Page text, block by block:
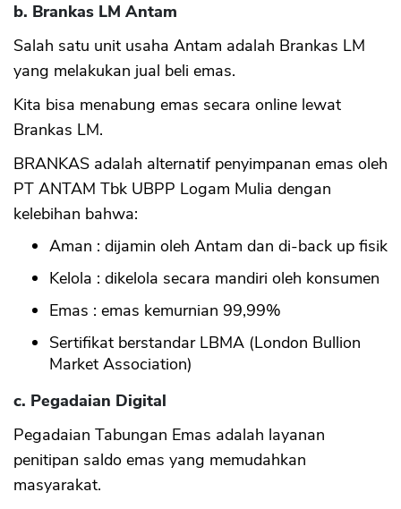
b. Brankas LM Antam
Salah satu unit usaha Antam adalah Brankas LM
yang melakukan jual beli emas.
Kita bisa menabung emas secara online lewat
Brankas LM.
BRANKAS adalah alternatif penyimpanan emas oleh
PT ANTAM Tbk UBPP Logam Mulia dengan
kelebihan bahwa:
Aman : dijamin oleh Antam dan di-back up fisik
Kelola : dikelola secara mandiri oleh konsumen
Emas : emas kemurnian 99,99%
Sertifikat berstandar LBMA (London Bullion
Market Association)
c. Pegadaian Digital
Pegadaian Tabungan Emas adalah layanan
penitipan saldo emas yang memudahkan
masyarakat.
OK
CANCEL